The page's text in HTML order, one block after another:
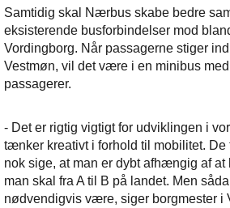
Samtidig skal Nærbus skabe bedre
eksisterende busforbindelser mod
Vordingborg. Når passagerne stiger
Vestmøn, vil det være i en minibus
passagerer.
- Det er rigtig vigtigt for udviklingen i
tænker kreativt i forhold til mobilitet. De
nok sige, at man er dybt afhængig af at
man skal fra A til B på landet. Men
nødvendigvis være, siger borgmester i